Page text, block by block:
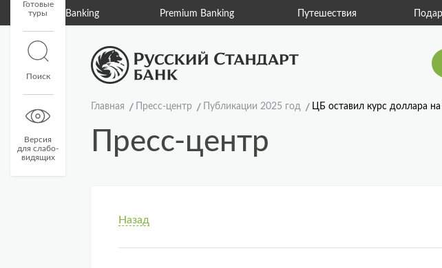
Private Banking Premium Banking Путешествия
Готовые
туры
Поиск
Версия
для слабо-
видящих
Главная Пресс-центр Публикации 2025 год ЦБ оставил курс доллара
Пресс-центр
Назад